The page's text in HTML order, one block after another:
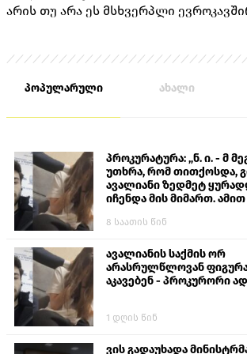
არის თუ არა ეს მსხვერპლი
პოპულარული ახალი
პროკურატურა: „ნ. ი. - მ
უთხრა, რომ თითქოსდა,
ავალიანი ზედმეტ
იჩენდა მის მიმართ. ამით
თავს დასხმოდა გიგა
8 საათის წინ
ავალიანის საქმის ორ
არასრულწლოვან
აკავებენ - პროკურორი
1 დღის წინ
ვის გადაუხადა